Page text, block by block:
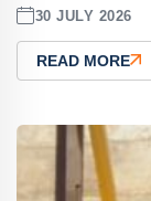
30 JULY 2026
READ MORE